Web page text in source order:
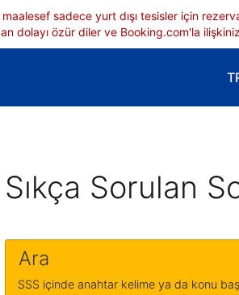
sadece yurt dışı tesisler için
dolayı özür diler ve Booking.com'la
Sıkça Sorulan
Ara
SSS içinde anahtar kelime ya da konu